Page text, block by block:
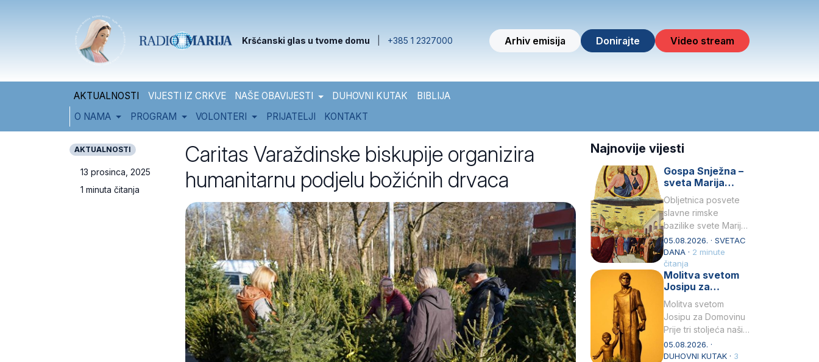
Kršćanski glas u tvome domu +385 1 2327000 Arhiv emisija Donirajte Video stream
AKTUALNOSTI VIJESTI IZ CRKVE NAŠE OBAVIJESTI DUHOVNI KUTAK
BIBLIJA
O NAMA
PROGRAM VOLONTERI PRIJATELJI KONTAKT
AKTUALNOSTI
13 prosinca, 2025
1 minuta čitanja
Caritas Varaždinske biskupije organizira
humanitarnu podjelu božićnih drvaca
Najnovije vijesti
Gospa Snježna –
sveta Marija
Velika, zaštitnica
rimske bazilike
Obljetnica posvete
slavne rimske
bazilike svete Marije
Velike (Santa Maria
Maggiore) u narodu
se slavi kao Gospa
Snježna. Ovaj naziv,
Sancta Maria…
05.08.2026. · SVETAC
DANA · 2 minute
čitanja
Molitva svetom
Josipu za
Domovinu
Molitva svetom
Josipu za Domovinu
Prije tri stoljeća naši
su pradjedovi
odlučili, svečano
05.08.2026. ·
DUHOVNI KUTAK · 3